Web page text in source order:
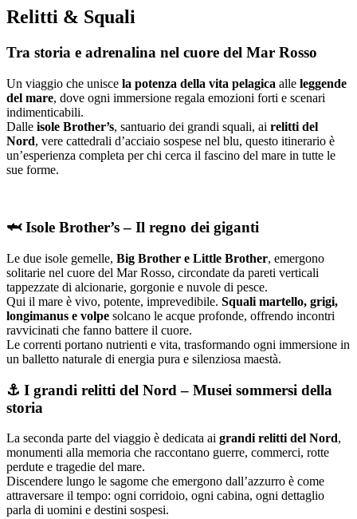
Relitti & Squali
Tra storia e adrenalina nel cuore del Mar Rosso
Un viaggio che unisce la potenza della vita pelagica alle leggende
del mare, dove ogni immersione regala emozioni forti e scenari
indimenticabili.
Dalle isole Brother’s, santuario dei grandi squali, ai relitti del
Nord, vere cattedrali d’acciaio sospese nel blu, questo itinerario è
un’esperienza completa per chi cerca il fascino del mare in tutte le
sue forme.
🦈 Isole Brother’s – Il regno dei giganti
Le due isole gemelle, Big Brother e Little Brother, emergono
solitarie nel cuore del Mar Rosso, circondate da pareti verticali
tappezzate di alcionarie, gorgonie e nuvole di pesce.
Qui il mare è vivo, potente, imprevedibile. Squali martello, grigi,
longimanus e volpe solcano le acque profonde, offrendo incontri
ravvicinati che fanno battere il cuore.
Le correnti portano nutrienti e vita, trasformando ogni immersione in
un balletto naturale di energia pura e silenziosa maestà.
⚓ I grandi relitti del Nord – Musei sommersi della
storia
La seconda parte del viaggio è dedicata ai grandi relitti del Nord,
monumenti alla memoria che raccontano guerre, commerci, rotte
perdute e tragedie del mare.
Discendere lungo le sagome che emergono dall’azzurro è come
attraversare il tempo: ogni corridoio, ogni cabina, ogni dettaglio
parla di uomini e destini sospesi.